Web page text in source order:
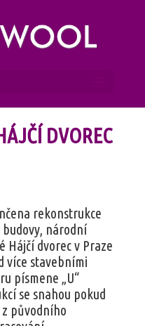
DVOREC
rekonstrukce
národní
Hájčí dvorec v Praze
více stavebními
písmene „U“
se snahou pokud
z původního